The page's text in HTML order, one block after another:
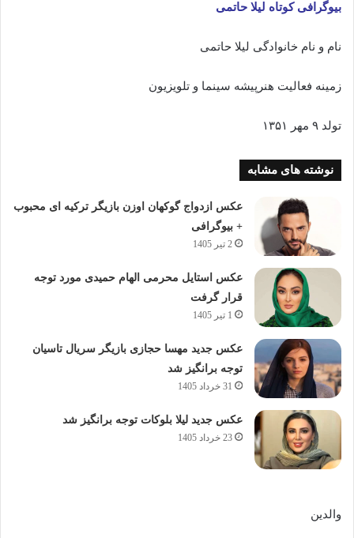
بیوگرافی کوتاه لیلا حاتمی
نام و نام خانوادگی لیلا حاتمی
زمینه فعالیت هنرپیشه سینما و تلویزیون
تولد ۹ مهر ۱۳۵۱
نوشته های مشابه
عکس ازدواج گوکهان اوزن بازیگر ترکیه ای محبوب
+ بیوگرافی
2 تیر 1405
عکس استایل محرمی الهام حمیدی مورد توجه
قرار گرفت
1 تیر 1405
عکس جدید مهسا حجازی بازیگر سریال تاسیان
توجه برانگیز شد
31 خرداد 1405
عکس جدید لیلا بلوکات توجه برانگیز شد
23 خرداد 1405
والدین